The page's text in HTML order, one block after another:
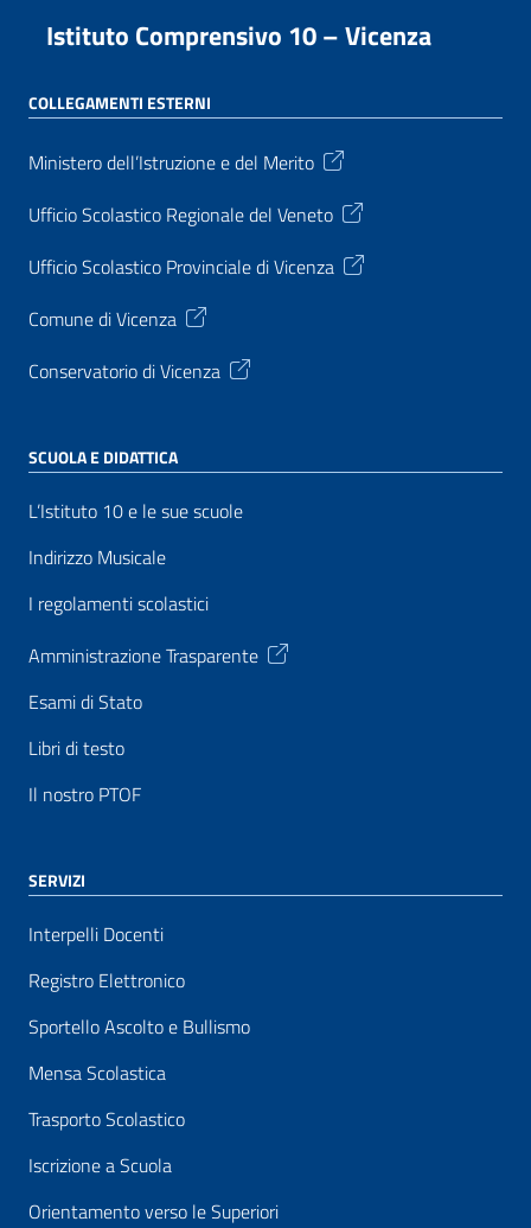
Istituto Comprensivo 10 – Vicenza
COLLEGAMENTI ESTERNI
Ministero dell’Istruzione e del Merito
Ufficio Scolastico Regionale del Veneto
Ufficio Scolastico Provinciale di Vicenza
Comune di Vicenza
Conservatorio di Vicenza
SCUOLA E DIDATTICA
L’Istituto 10 e le sue scuole
Indirizzo Musicale
I regolamenti scolastici
Amministrazione Trasparente
Esami di Stato
Libri di testo
Il nostro PTOF
SERVIZI
Interpelli Docenti
Registro Elettronico
Sportello Ascolto e Bullismo
Mensa Scolastica
Trasporto Scolastico
Iscrizione a Scuola
Orientamento verso le Superiori